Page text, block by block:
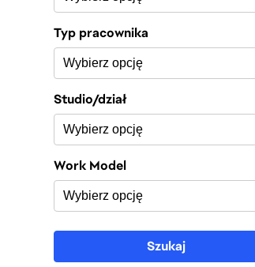
Typ pracownika
Studio/dział
Work Model
Szukaj